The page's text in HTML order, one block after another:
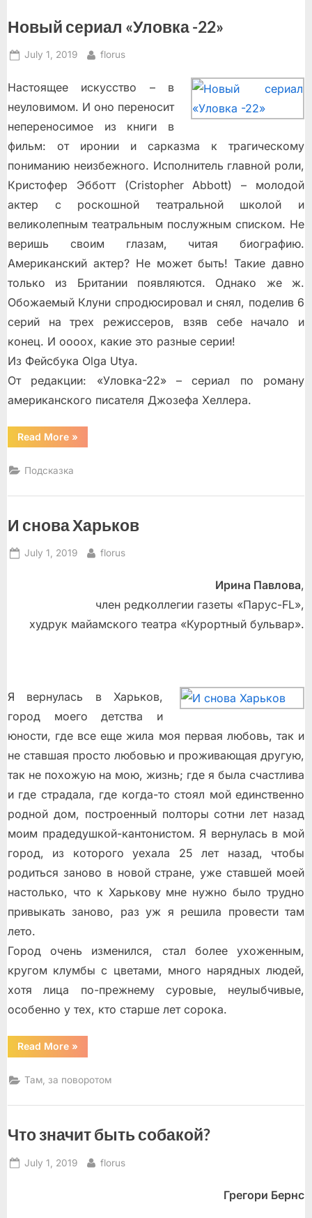
Новый сериал «Уловка -22»
Posted
July 1, 2019 By
florus
Настоящее искусство – в
неуловимом. И оно переносит
непереносимое из книги в
фильм: от иронии и сарказма к трагическому
пониманию неизбежного. Исполнитель главной роли,
Кристофер Эбботт (Cristopher Abbott) – молодой
актер с роскошной театральной школой и
великолепным театральным послужным списком. Не
веришь своим глазам, читая биографию.
Американский актер? Не может быть! Такие давно
только из Британии появляются. Однако же ж.
Обожаемый Клуни спродюсировал и снял, поделив 6
серий на трех режиссеров, взяв себе начало и
конец. И оооох, какие это разные серии!
Из Фейсбука Olga Utya.
От редакции: «Уловка-22» – сериал по роману
американского писателя Джозефа Хеллера.
Read More“Новый
сериал
»
Подсказка
И снова Харьков
Posted
July 1, 2019 By
florus
Ирина Павлова,
член редколлегии газеты «Парус-FL»,
худрук майамского театра «Курортный бульвар».
Я вернулась в Харьков,
город моего детства и
юности, где все еще жила моя первая любовь, так и
не ставшая просто любовью и проживающая другую,
так не похожую на мою, жизнь; где я была счастлива
и где страдала, где когда-то стоял мой единственно
родной дом, построенный полторы сотни лет назад
моим прадедушкой-кантонистом. Я вернулась в мой
город, из которого уехала 25 лет назад, чтобы
родиться заново в новой стране, уже ставшей моей
настолько, что к Харькову мне нужно было трудно
привыкать заново, раз уж я решила провести там
лето.
Город очень изменился, стал более ухоженным,
кругом клумбы с цветами, много нарядных людей,
хотя лица по-прежнему суровые, неулыбчивые,
особенно у тех, кто старше лет сорока.
Read More“И
снова
»
Там, за поворотом
Что значит быть собакой?
Posted
July 1, 2019 By
florus
Грегори Бернс